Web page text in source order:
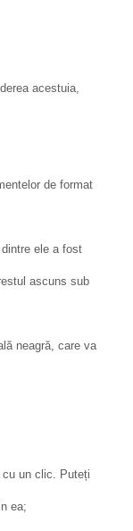
acestuia,
de format
ele a fost
ascuns sub
neagră, care va
cu un clic. Puteți
ea;